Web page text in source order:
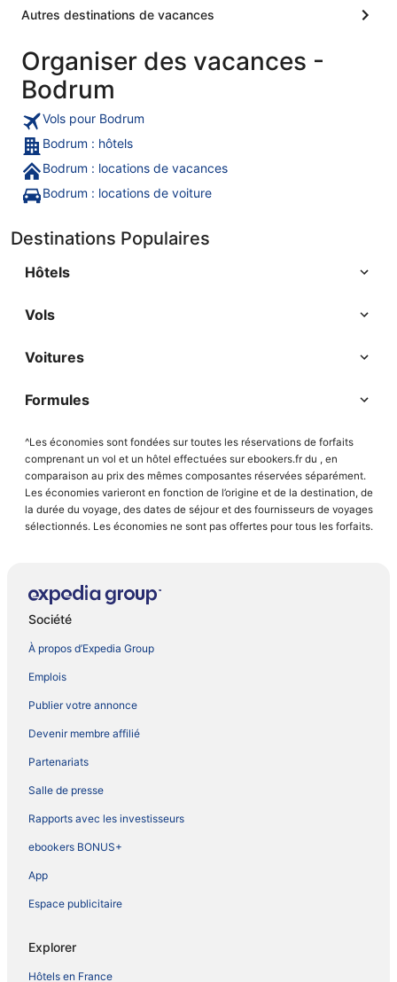
Autres destinations de vacances
Organiser des vacances -
Bodrum
Vols pour Bodrum
Bodrum : hôtels
Bodrum : locations de vacances
Bodrum : locations de voiture
Destinations Populaires
Hôtels
Vols
Voitures
Formules
^Les économies sont fondées sur toutes les réservations de forfaits
comprenant un vol et un hôtel effectuées sur ebookers.fr du , en
comparaison au prix des mêmes composantes réservées séparément.
Les économies varieront en fonction de l’origine et de la destination, de
la durée du voyage, des dates de séjour et des fournisseurs de voyages
sélectionnés. Les économies ne sont pas offertes pour tous les forfaits.
Société
À propos d’Expedia Group
Emplois
Publier votre annonce
Devenir membre affilié
Partenariats
Salle de presse
Rapports avec les investisseurs
ebookers BONUS+
App
Espace publicitaire
Explorer
Hôtels en France